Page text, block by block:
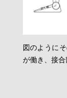
図のように
が働き、接合